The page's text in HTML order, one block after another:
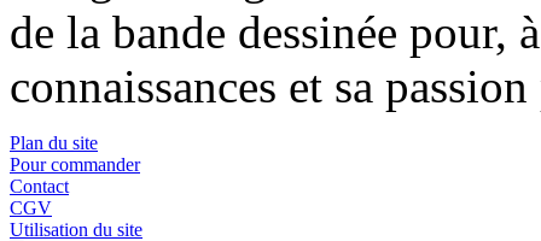
de la bande dessinée pour,
connaissances et sa
Plan du site
Pour commander
Contact
CGV
Utilisation du site